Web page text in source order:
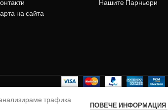
на сайта
Нашите Парньори
трафика
ПОВЕЧЕ ИНФОРМАЦИЯ